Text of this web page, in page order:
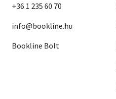
+36 1 235 60 70
info@bookline.hu
Bookline Bolt